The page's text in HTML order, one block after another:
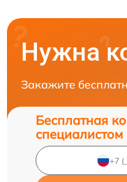
Нужна
Закажите
Бесплатная
специалистом